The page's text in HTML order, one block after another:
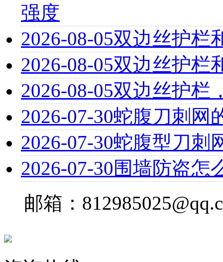
强度
2026-08-05双边丝护栏
2026-08-05双边丝护栏
2026-08-05双边丝护栏
2026-07-30蛇腹刀刺网
2026-07-30蛇腹型刀刺
2026-07-30围墙防盗怎
邮箱：